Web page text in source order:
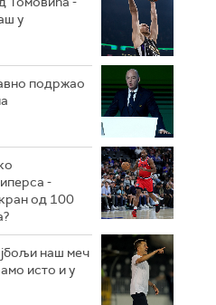
у
подржао
-
од 100
наш меч
исто и у